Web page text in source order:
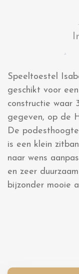
Speeltoestel
geschikt voor
constructie waar
gegeven, op de
De
is een klein
naar wens
en zeer
bijzonder mooie